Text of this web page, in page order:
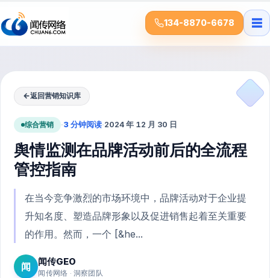
134-8870-6678 ☰
←返回营销知识库
综合营销 ·3 分钟阅读·2024 年 12 月 30 日
舆情监测在品牌活动前后的全流程
管控指南
在当今竞争激烈的市场环境中，品牌活动对于企业提
升知名度、塑造品牌形象以及促进销售起着至关重要
的作用。然而，一个 [&he...
闻 闻传GEO
闻传网络 · 洞察团队